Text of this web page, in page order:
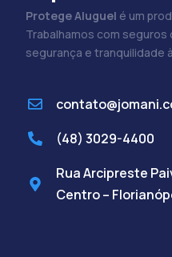
Protege Aluguel é um
Trabalhamos com seguros
segurança e tranquilidade
(48) 3029-4400
Rua Arcipreste
Centro –